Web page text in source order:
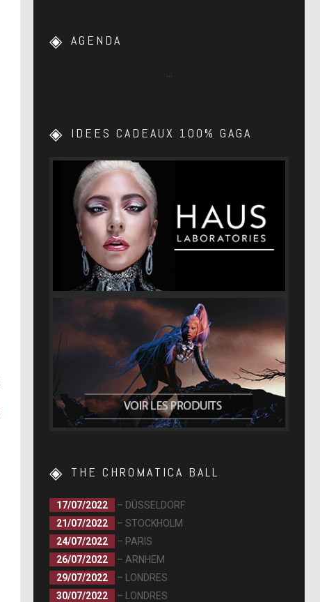
AGENDA
IDEES CADEAUX 100% GAGA
THE CHROMATICA BALL
17/07/2022
– DÜSSELDORF
21/07/2022
– STOCKHOLM
24/07/2022
– PARIS
26/07/2022
– ARNHEM
29/07/2022
– LONDRES
30/07/2022
– LONDRES